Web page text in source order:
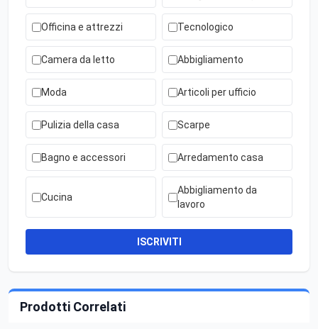
Officina e attrezzi Tecnologico
Camera da letto Abbigliamento
Moda Articoli per ufficio
Pulizia della casa Scarpe
Bagno e accessori Arredamento casa
Cucina
Abbigliamento da
lavoro
ISCRIVITI
Prodotti Correlati